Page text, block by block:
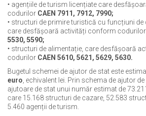
• agențiile de turism licențiate care
codurilor CAEN 7911, 7912, 7990;
• structuri de primire turistică cu funcțiuni de
care desfășoară activități conform codurilor
5530, 5590;
• structuri de alimentație, care desfășoară
codurilor CAEN 5610, 5621, 5629, 5630.
Bugetul schemei de ajutor de stat este
euro , echivalent lei. Prin schema de ajutor
ajutoare de stat unui număr estimat de
care 15.168 structuri de cazare, 52.583
5.460 agenții de turism.